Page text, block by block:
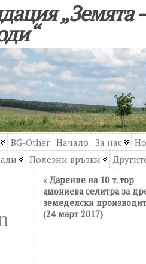
„Земята
BG-Other Начало За нас
Полезни връзки
«Дарение на 10 т. тор
амониева селитра за
земеделски
(24 март 2017)